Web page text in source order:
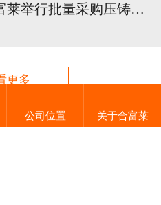
友盟鑫与合富莱举行批量采购压铸设备暨战略合作签约仪式
更多
公司位置 关于合富莱